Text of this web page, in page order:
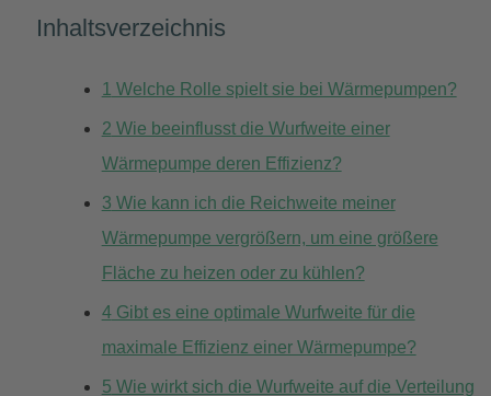
Inhaltsverzeichnis
1 Welche Rolle spielt sie bei Wärmepumpen?
2 Wie beeinflusst die Wurfweite einer
Wärmepumpe deren Effizienz?
3 Wie kann ich die Reichweite meiner
Wärmepumpe vergrößern, um eine größere
Fläche zu heizen oder zu kühlen?
4Gibt es eine optimale Wurfweite für die
maximale Effizienz einer Wärmepumpe?
5 Wie wirkt sich die Wurfweite auf die Verteilung